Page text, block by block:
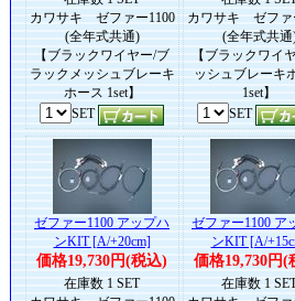
カワサキ ゼファー1100
(全年式共通)
【ブラックワイヤー/ブ
ラックメッシュブレーキ
ホース 1set】
SET
カワサキ ゼファ
(全年式共通
【ブラックワイ
ッシュブレーキ
1set】
SET
ゼファー1100 アップハ
ンKIT [A/+20cm]
価格19,730円(税込)
在庫数 1 SET
ゼファー1100 ア
ンKIT [A/
価格19,730円(
在庫数 1